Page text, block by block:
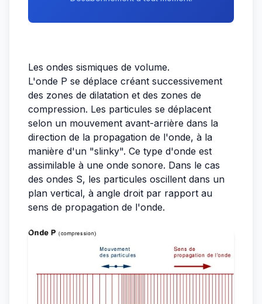
Les ondes sismiques de volume.
L'onde P se déplace créant successivement
des zones de dilatation et des zones de
compression. Les particules se déplacent
selon un mouvement avant-arrière dans la
direction de la propagation de l'onde, à la
manière d'un "slinky". Ce type d'onde est
assimilable à une onde sonore. Dans le cas
des ondes S, les particules oscillent dans un
plan vertical, à angle droit par rapport au
sens de propagation de l'onde.